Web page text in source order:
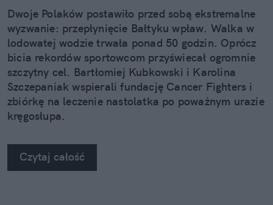
Dwoje Polaków postawiło przed sobą ekstremalne
wyzwanie: przepłynięcie Bałtyku wpław. Walka w
lodowatej wodzie trwała ponad 50 godzin. Oprócz
bicia rekordów sportowcom przyświecał ogromnie
szczytny cel. Bartłomiej Kubkowski i Karolina
Szczepaniak wspierali fundację Cancer Fighters i
zbiórkę na leczenie nastolatka po poważnym urazie
kręgosłupa.
Czytaj całość